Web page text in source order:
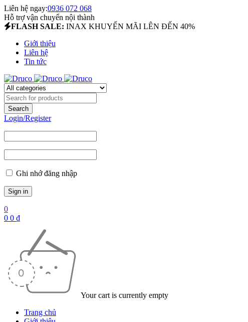
Liên hệ ngay:0936 072 068
Hỗ trợ vận chuyển nội thành
FLASH SALE: INAX KHUYẾN MÃI LÊN ĐẾN 40%
Giới thiệu
Liên hệ
Tin tức
Login/Register
Ghi nhớ đăng nhập
0
0 0 ₫
Your cart is currently empty
Trang chủ